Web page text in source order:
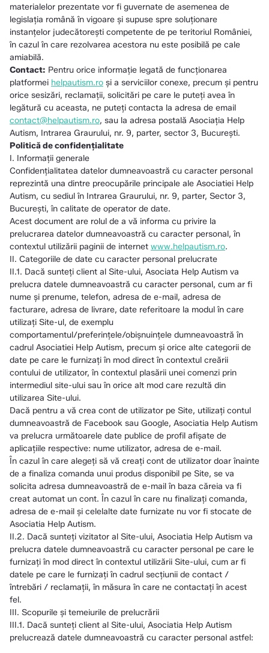
materialelor prezentate vor fi guvernate de asemenea de
legislaţia română în vigoare şi supuse spre soluţionare
instanţelor judecătoreşti competente de pe teritoriul României,
în cazul în care rezolvarea acestora nu este posibilă pe cale
amiabilă.
Contact: Pentru orice informaţie legată de funcţionarea
platformei helpautism.ro şi a serviciilor conexe, precum şi pentru
orice sesizări, reclamaţii, solicitări pe care le puteţi avea în
legătură cu aceasta, ne puteţi contacta la adresa de email
contact@helpautism.ro, sau la adresa postală Asociația Help
Autism, Intrarea Graurului, nr. 9, parter, sector 3, București.
Politică de confidențialitate
I. Informații generale
Confidențialitatea datelor dumneavoastră cu caracter personal
reprezintă una dintre preocupările principale ale Asociatiei Help
Autism, cu sediul în Intrarea Graurului, nr. 9, parter, Sector 3,
București, în calitate de operator de date.
Acest document are rolul de a vă informa cu privire la
prelucrarea datelor dumneavoastră cu caracter personal, în
contextul utilizării paginii de internet www.helpautism.ro.
II. Categoriile de date cu caracter personal prelucrate
II.1. Dacă sunteți client al Site-ului, Asociata Help Autism va
prelucra datele dumneavoastră cu caracter personal, cum ar fi
nume şi prenume, telefon, adresa de e-mail, adresa de
facturare, adresa de livrare, date referitoare la modul în care
utilizați Site-ul, de exemplu
comportamentul/preferinţele/obişnuințele dumneavoastră în
cadrul Asociatiei Help Autism, precum și orice alte categorii de
date pe care le furnizați în mod direct în contextul creării
contului de utilizator, în contextul plasării unei comenzi prin
intermediul site-ului sau în orice alt mod care rezultă din
utilizarea Site-ului.
Dacă pentru a vă crea cont de utilizator pe Site, utilizați contul
dumneavoastră de Facebook sau Google, Asociatia Help Autism
va prelucra următoarele date publice de profil afişate de
aplicaţiile respective: nume utilizator, adresa de e-mail.
În cazul în care alegeți să vă creați cont de utilizator doar înainte
de a finaliza comanda unui produs disponibil pe Site, se va
solicita adresa dumneavoastră de e-mail în baza căreia va fi
creat automat un cont. În cazul în care nu finalizați comanda,
adresa de e-mail și celelalte date furnizate nu vor fi stocate de
Asociatia Help Autism.
II.2. Dacă sunteți vizitator al Site-ului, Asociatia Help Autism va
prelucra datele dumneavoastră cu caracter personal pe care le
furnizați în mod direct în contextul utilizării Site-ului, cum ar fi
datele pe care le furnizați în cadrul secțiunii de contact /
întrebări / reclamații, în măsura în care ne contactați în acest
fel.
III. Scopurile și temeiurile de prelucrării
III.1. Dacă sunteți client al Site-ului, Asociatia Help Autism
prelucrează datele dumneavoastră cu caracter personal astfel: